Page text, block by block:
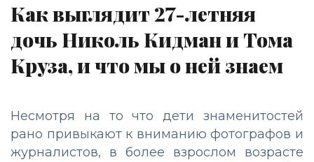
Как выглядит 27-летняя
дочь Николь Кидман и Тома
Круза, и что мы о ней знаем
Несмотря на то что дети знаменитостей
рано привыкают к вниманию фотографов и
журналистов, в более взрослом возрасте